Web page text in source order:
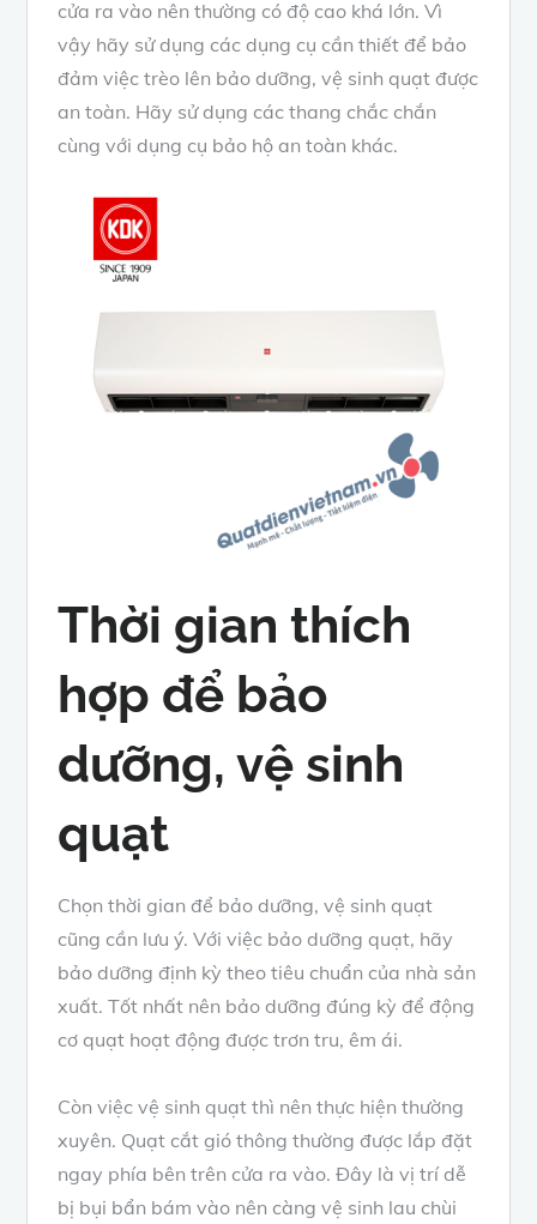
cửa ra vào nên thường có độ cao khá lớn. Vì
vậy hãy sử dụng các dụng cụ cần thiết để bảo
đảm việc trèo lên bảo dưỡng, vệ sinh quạt được
an toàn. Hãy sử dụng các thang chắc chắn
cùng với dụng cụ bảo hộ an toàn khác.
Thời gian thích
hợp để bảo
dưỡng, vệ sinh
quạt
Chọn thời gian để bảo dưỡng, vệ sinh quạt
cũng cần lưu ý. Với việc bảo dưỡng quạt, hãy
bảo dưỡng định kỳ theo tiêu chuẩn của nhà sản
xuất. Tốt nhất nên bảo dưỡng đúng kỳ để động
cơ quạt hoạt động được trơn tru, êm ái.
Còn việc vệ sinh quạt thì nên thực hiện thường
xuyên. Quạt cắt gió thông thường được lắp đặt
ngay phía bên trên cửa ra vào. Đây là vị trí dễ
bị bụi bẩn bám vào nên càng vệ sinh lau chùi